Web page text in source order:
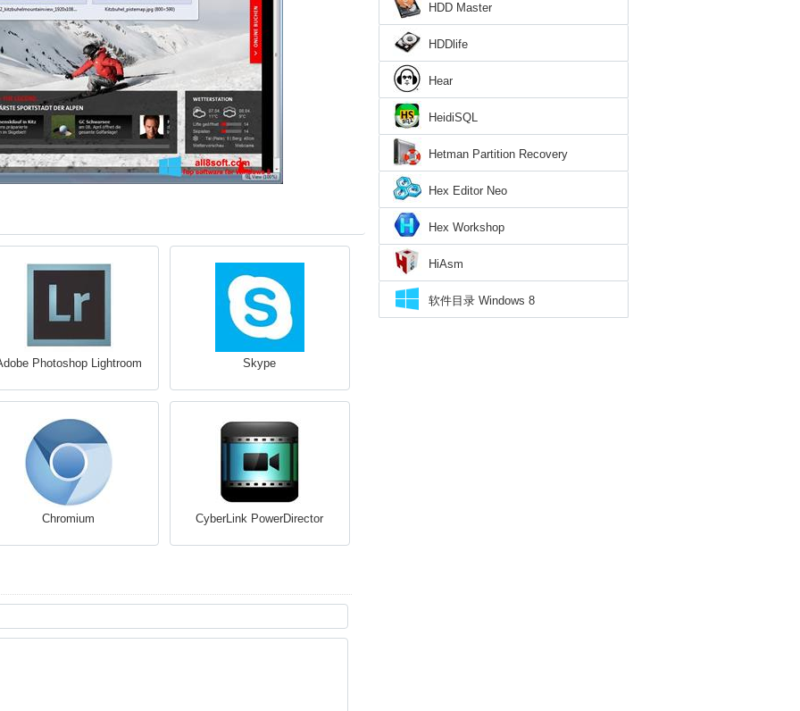
Photoshop Lightroom Skype
Chromium CyberLink PowerDirector
HDD Master
HDDlife
Hear
HeidiSQL
Hetman Partition Recovery
Hex Editor Neo
Hex Workshop
HiAsm
软件目录 Windows 8